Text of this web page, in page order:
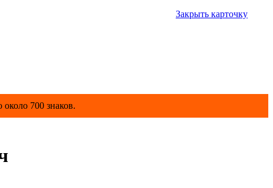
Закрыть карточку
700 знаков.